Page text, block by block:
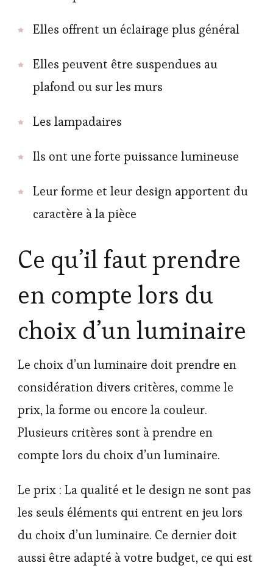
Elles offrent un éclairage plus général
Elles peuvent être suspendues au
plafond ou sur les murs
Les lampadaires
Ils ont une forte puissance lumineuse
Leur forme et leur design apportent du
caractère à la pièce
Ce qu’il faut prendre
en compte lors du
choix d’un luminaire
Le choix d’un luminaire doit prendre en
considération divers critères, comme le
prix, la forme ou encore la couleur.
Plusieurs critères sont à prendre en
compte lors du choix d’un luminaire.
Le prix : La qualité et le design ne sont pas
les seuls éléments qui entrent en jeu lors
du choix d’un luminaire. Ce dernier doit
aussi être adapté à votre budget, ce qui est